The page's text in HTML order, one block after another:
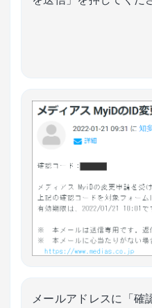
メールアドレスに「確